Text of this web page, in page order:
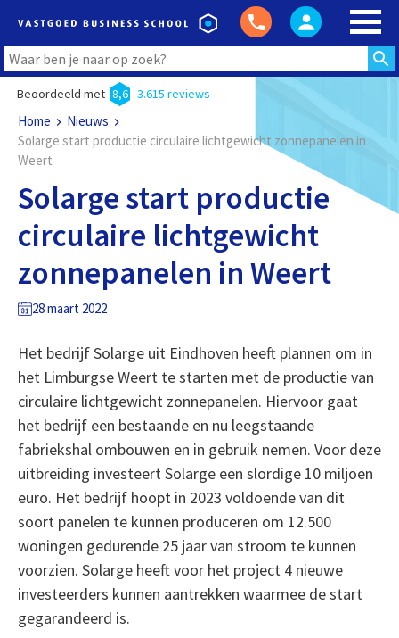
Beoordeeld met 8,6 3.615 reviews
Home
Nieuws
Solarge start productie circulaire lichtgewicht zonnepanelen in
Weert
Solarge start productie
circulaire lichtgewicht
zonnepanelen in Weert
28 maart 2022
Het bedrijf Solarge uit Eindhoven heeft plannen om in
het Limburgse Weert te starten met de productie van
circulaire lichtgewicht zonnepanelen. Hiervoor gaat
het bedrijf een bestaande en nu leegstaande
fabriekshal ombouwen en in gebruik nemen. Voor deze
uitbreiding investeert Solarge een slordige 10 miljoen
euro. Het bedrijf hoopt in 2023 voldoende van dit
soort panelen te kunnen produceren om 12.500
woningen gedurende 25 jaar van stroom te kunnen
voorzien. Solarge heeft voor het project 4 nieuwe
investeerders kunnen aantrekken waarmee de start
gegarandeerd is.